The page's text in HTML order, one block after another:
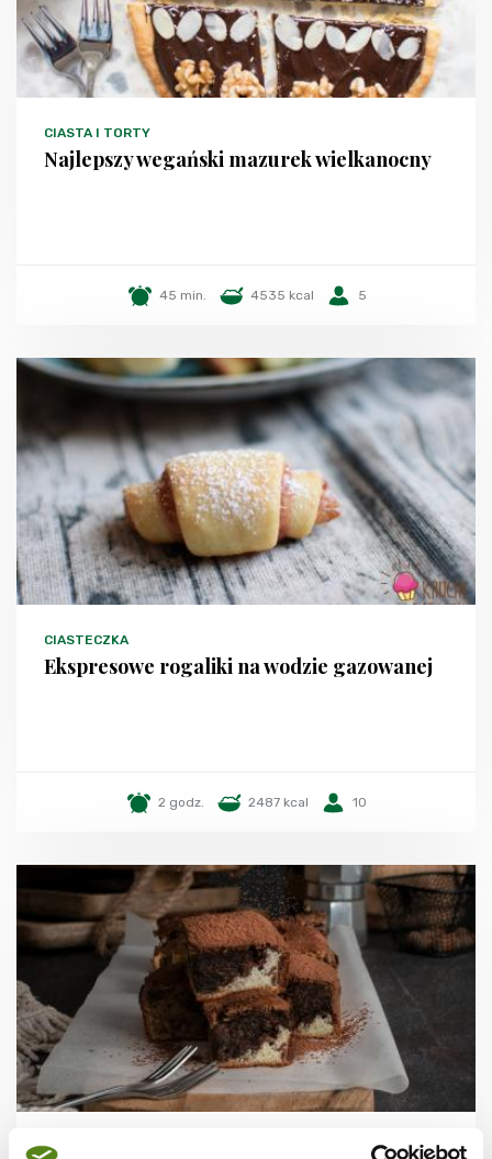
CIASTA I TORTY
Najlepszy wegański mazurek wielkanocny
45 min. 4535 kcal 5
CIASTECZKA
Ekspresowe rogaliki na wodzie gazowanej
2 godz. 2487 kcal 10
CIASTA I TORTY